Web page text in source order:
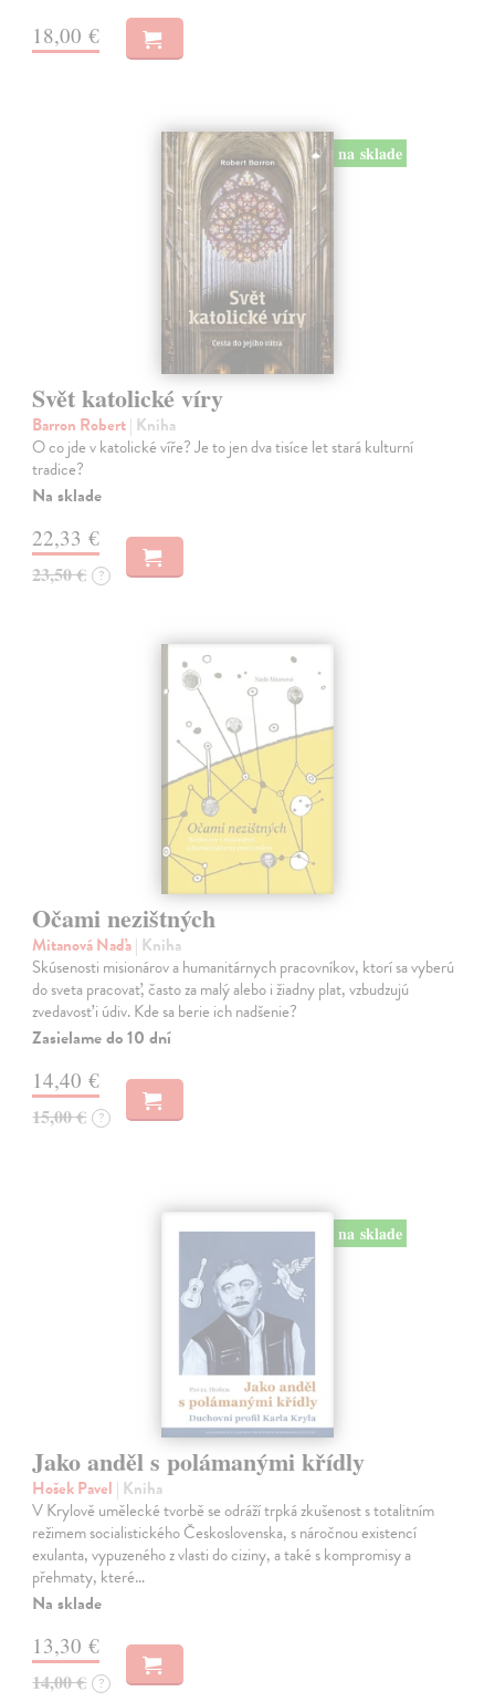
18,00 €
na sklade
Svět katolické víry
Barron Robert| Kniha
O co jde v katolické víře? Je to jen dva tisíce let stará kulturní
tradice?
Na sklade
22,33 €
23,50 € ?
Očami nezištných
Mitanová Naďa| Kniha
Skúsenosti misionárov a humanitárnych pracovníkov, ktorí sa vyberú
do sveta pracovať, často za malý alebo i žiadny plat, vzbudzujú
zvedavosť i údiv. Kde sa berie ich nadšenie?
Zasielame do 10 dní
14,40 €
15,00 € ?
na sklade
Jako anděl s polámanými křídly
Hošek Pavel | Kniha
V Krylově umělecké tvorbě se odráží trpká zkušenost s totalitním
režimem socialistického Československa, s náročnou existencí
exulanta, vypuzeného z vlasti do ciziny, a také s kompromisy a
přehmaty, které…
Na sklade
13,30 €
14,00 € ?